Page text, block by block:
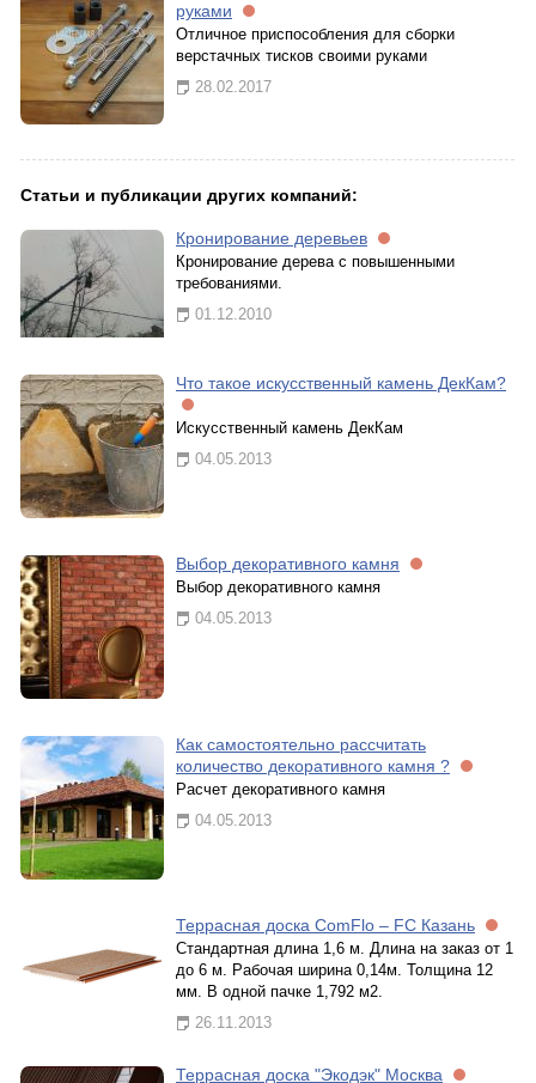
руками
Отличное приспособления для сборки
верстачных тисков своими руками
28.02.2017
Статьи и публикации других компаний:
Кронирование деревьев
Кронирование дерева с повышенными
требованиями.
01.12.2010
Что такое искусственный камень ДекКам?
Искусственный камень ДекКам
04.05.2013
Выбор декоративного камня
Выбор декоративного камня
04.05.2013
Как самостоятельно рассчитать
количество декоративного камня ?
Расчет декоративного камня
04.05.2013
Террасная доска ComFlo – FC Казань
Стандартная длина 1,6 м. Длина на заказ от 1
до 6 м. Рабочая ширина 0,14м. Толщина 12
мм. В одной пачке 1,792 м2.
26.11.2013
Террасная доска "Экодэк" Москва